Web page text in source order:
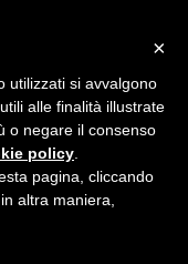
Bologna
pagina dedicata.
il tracciamento di
policy
×
utilizzati si avvalgono
alle finalità illustrate
o negare il consenso
policy
pagina, cliccando
altra maniera,